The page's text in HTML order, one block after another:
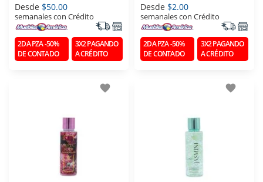
Desde $50.00
semanales con Crédito
2DA PZA -50%
DE CONTADO
3X2 PAGANDO
A CRÉDITO
Desde $2.00
semanales con Crédito
2DA PZA -50%
DE CONTADO
3X2 PAGANDO
A CRÉDITO
favorite favorite